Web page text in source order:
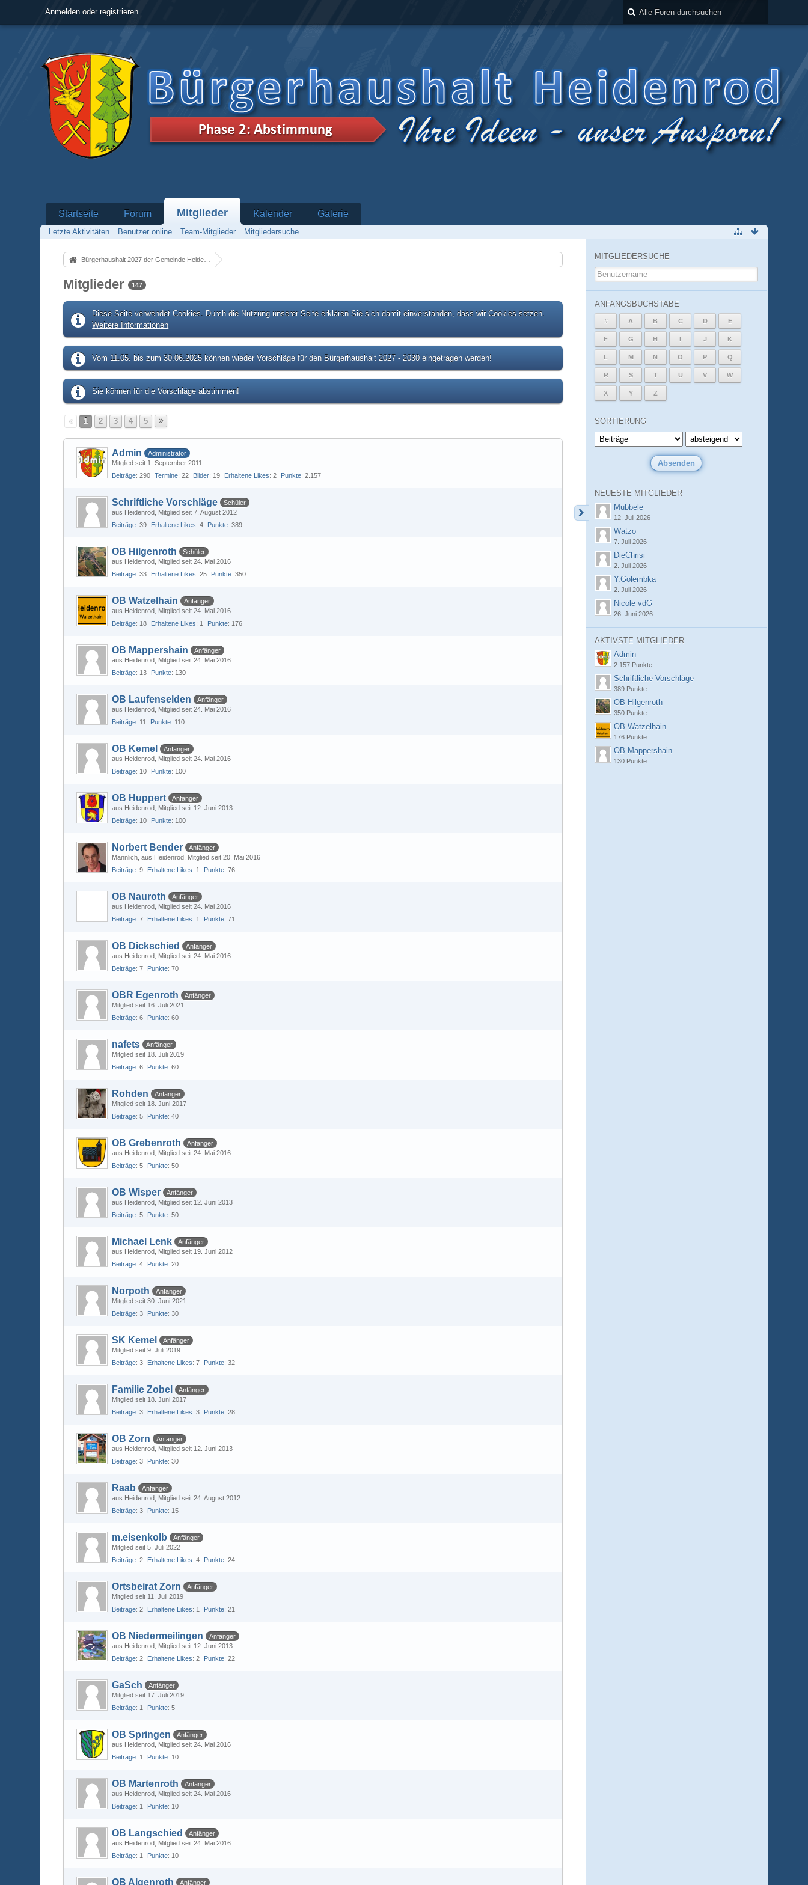
Anmelden oder registrieren
Startseite Forum Mitglieder Kalender Galerie
Letzte Aktivitäten Benutzer online Team-Mitglieder Mitgliedersuche
Bürgerhaushalt 2027 der Gemeinde Heidenrod
Mitglieder 147
Diese Seite verwendet Cookies. Durch die Nutzung unserer Seite erklären Sie sich damit einverstanden, dass wir Cookies setzen.
Weitere Informationen
Vom 11.05. bis zum 30.06.2025 können wieder Vorschläge für den Bürgerhaushalt 2027 - 2030 eingetragen werden!
Sie können für die Vorschläge abstimmen!
1 2 3 4 5
Admin
Administrator
Mitglied seit 1. September 2011
Beiträge 290 Termine 22 Bilder 19 Erhaltene Likes 2 Punkte 2.157
Schriftliche Vorschläge
Schüler
aus Heidenrod Mitglied seit 7. August 2012
Beiträge 39 Erhaltene Likes 4 Punkte 389
OB Hilgenroth
Schüler
aus Heidenrod Mitglied seit 24. Mai 2016
Beiträge 33 Erhaltene Likes 25 Punkte 350
OB Watzelhain
Anfänger
aus Heidenrod Mitglied seit 24. Mai 2016
Beiträge 18 Erhaltene Likes 1 Punkte 176
OB Mappershain
Anfänger
aus Heidenrod Mitglied seit 24. Mai 2016
Beiträge 13 Punkte 130
OB Laufenselden
Anfänger
aus Heidenrod Mitglied seit 24. Mai 2016
Beiträge 11 Punkte 110
OB Kemel
Anfänger
aus Heidenrod Mitglied seit 24. Mai 2016
Beiträge 10 Punkte 100
OB Huppert
Anfänger
aus Heidenrod Mitglied seit 12. Juni 2013
Beiträge 10 Punkte 100
Norbert Bender
Anfänger
Männlich aus Heidenrod Mitglied seit 20. Mai 2016
Beiträge 9 Erhaltene Likes 1 Punkte 76
OB Nauroth
Anfänger
aus Heidenrod Mitglied seit 24. Mai 2016
Beiträge 7 Erhaltene Likes 1 Punkte 71
OB Dickschied
Anfänger
aus Heidenrod Mitglied seit 24. Mai 2016
Beiträge 7 Punkte 70
OBR Egenroth
Anfänger
Mitglied seit 16. Juli 2021
Beiträge 6 Punkte 60
nafets
Anfänger
Mitglied seit 18. Juli 2019
Beiträge 6 Punkte 60
Rohden
Anfänger
Mitglied seit 18. Juni 2017
Beiträge 5 Punkte 40
OB Grebenroth
Anfänger
aus Heidenrod Mitglied seit 24. Mai 2016
Beiträge 5 Punkte 50
OB Wisper
Anfänger
aus Heidenrod Mitglied seit 12. Juni 2013
Beiträge 5 Punkte 50
Michael Lenk
Anfänger
aus Heidenrod Mitglied seit 19. Juni 2012
Beiträge 4 Punkte 20
Norpoth
Anfänger
Mitglied seit 30. Juni 2021
Beiträge 3 Punkte 30
SK Kemel
Anfänger
Mitglied seit 9. Juli 2019
Beiträge 3 Erhaltene Likes 7 Punkte 32
Familie Zobel
Anfänger
Mitglied seit 18. Juni 2017
Beiträge 3 Erhaltene Likes 3 Punkte 28
OB Zorn
Anfänger
aus Heidenrod Mitglied seit 12. Juni 2013
Beiträge 3 Punkte 30
Raab
Anfänger
aus Heidenrod Mitglied seit 24. August 2012
Beiträge 3 Punkte 15
m.eisenkolb
Anfänger
Mitglied seit 5. Juli 2022
Beiträge 2 Erhaltene Likes 4 Punkte 24
Ortsbeirat Zorn
Anfänger
Mitglied seit 11. Juli 2019
Beiträge 2 Erhaltene Likes 1 Punkte 21
OB Niedermeilingen
Anfänger
aus Heidenrod Mitglied seit 12. Juni 2013
Beiträge 2 Erhaltene Likes 2 Punkte 22
GaSch
Anfänger
Mitglied seit 17. Juli 2019
Beiträge 1 Punkte 5
OB Springen
Anfänger
aus Heidenrod Mitglied seit 24. Mai 2016
Beiträge 1 Punkte 10
OB Martenroth
Anfänger
aus Heidenrod Mitglied seit 24. Mai 2016
Beiträge 1 Punkte 10
OB Langschied
Anfänger
aus Heidenrod Mitglied seit 24. Mai 2016
Beiträge 1 Punkte 10
OB Algenroth Anfänger
MITGLIEDERSUCHE
ANFANGSBUCHSTABE
# A B C D E
F G H I J K
L M N O P Q
R S T U V W
X Y Z
SORTIERUNG
NEUESTE MITGLIEDER
Mubbele
12. Juli 2026
Watzo
7. Juli 2026
DieChrisi
2. Juli 2026
Y.Golembka
2. Juli 2026
Nicole vdG
26. Juni 2026
AKTIVSTE MITGLIEDER
Admin
2.157 Punkte
Schriftliche Vorschläge
389 Punkte
OB Hilgenroth
350 Punkte
OB Watzelhain
176 Punkte
OB Mappershain
130 Punkte